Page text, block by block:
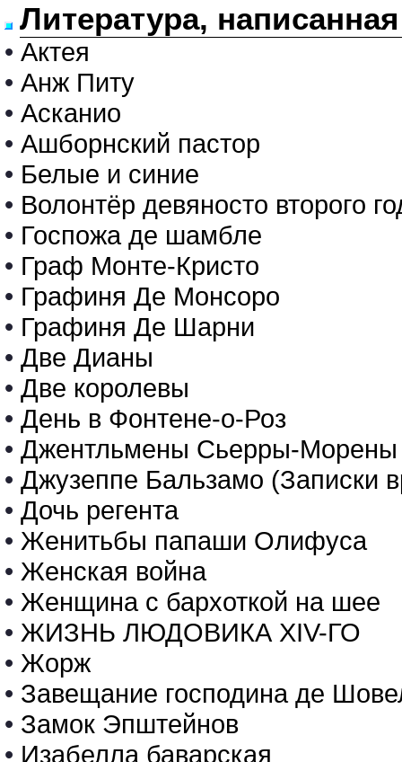
Литература,
• Актея
• Анж Питу
• Асканио
• Ашборнский пастор
• Белые и синие
• Волонтёр девяносто второго
• Госпожа де шамбле
• Граф Монте-Кристо
• Графиня Де Монсоро
• Графиня Де Шарни
• Две Дианы
• Две королевы
• День в Фонтене-о-Роз
• Джентльмены Сьерры-Морены
• Джузеппе Бальзамо (Записки
• Дочь регента
• Женитьбы папаши Олифуса
• Женская война
• Женщина с бархоткой на шее
• ЖИЗНЬ ЛЮДОВИКА XIV-ГО
• Жорж
• Завещание господина де
• Замок Эпштейнов
• Изабелла баварская